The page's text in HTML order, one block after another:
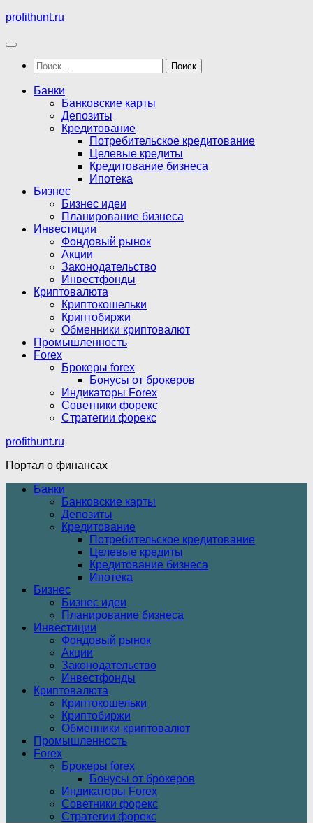
Перейти
содержимому
profithunt.ru
Найти:
Банки
Банковские карты
Депозиты
Кредитование
Потребительское кредитование
Целевые кредиты
Кредитование бизнеса
Ипотека
Бизнес
Бизнес идеи
Планирование бизнеса
Инвестиции
Фондовый рынок
Акции
Законодательство
Инвестфонды
Криптовалюта
Криптокошельки
Криптобиржи
Обменники криптовалют
Промышленность
Forex
Брокеры forex
Бонусы от брокеров
Индикаторы Forex
Советники форекс
Стратегии форекс
profithunt.ru
Портал о финансах
Банки
Банковские карты
Депозиты
Кредитование
Потребительское кредитование
Целевые кредиты
Кредитование бизнеса
Ипотека
Бизнес
Бизнес идеи
Планирование бизнеса
Инвестиции
Фондовый рынок
Акции
Законодательство
Инвестфонды
Криптовалюта
Криптокошельки
Криптобиржи
Обменники криптовалют
Промышленность
Forex
Брокеры forex
Бонусы от брокеров
Индикаторы Forex
Советники форекс
Стратегии форекс